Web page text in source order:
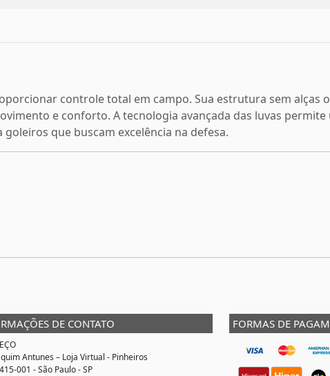
controle total em campo. Sua estrutura sem alças
e conforto. A tecnologia avançada das luvas
que buscam excelência na defesa.
DE CONTATO
Antunes – Loja Virtual - Pinheiros
001 - São Paulo - SP
FORMAS DE